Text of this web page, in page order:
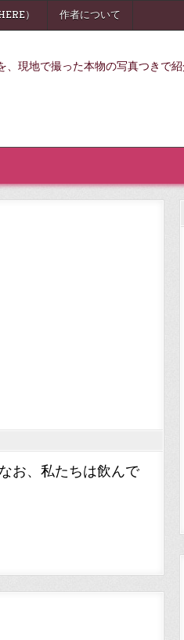
） 作者について
現地で撮った本物の写真つきで
お、私たちは飲んで